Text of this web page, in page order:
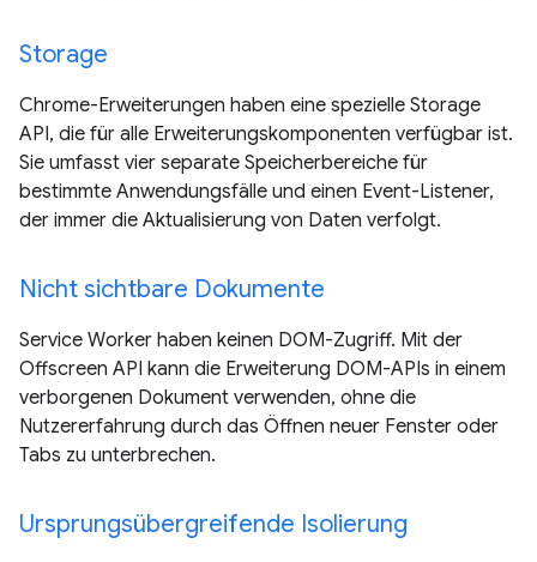
Storage
Chrome-Erweiterungen haben eine spezielle Storage
API, die für alle Erweiterungskomponenten verfügbar ist.
Sie umfasst vier separate Speicherbereiche für
bestimmte Anwendungsfälle und einen Event-Listener,
der immer die Aktualisierung von Daten verfolgt.
Nicht sichtbare Dokumente
Service Worker haben keinen DOM-Zugriff. Mit der
Offscreen API kann die Erweiterung DOM-APIs in einem
verborgenen Dokument verwenden, ohne die
Nutzererfahrung durch das Öffnen neuer Fenster oder
Tabs zu unterbrechen.
Ursprungsübergreifende Isolierung